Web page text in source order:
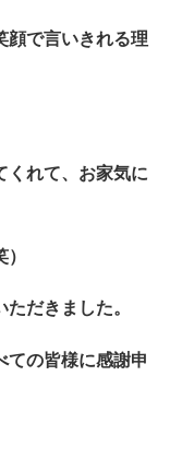
顔で言いきれる理
くれて、お家気に
だきました。
ての皆様に感謝申